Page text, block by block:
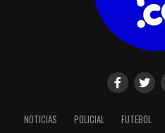
NOTICIAS POLICIAL FUTEBOL